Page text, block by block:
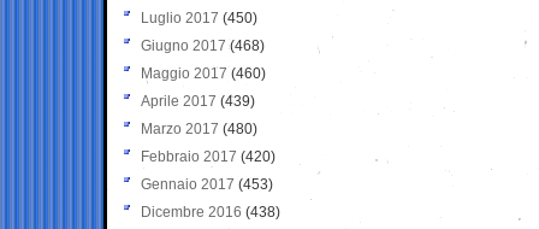
Luglio 2017 (450)
Giugno 2017 (468)
Maggio 2017 (460)
Aprile 2017 (439)
Marzo 2017 (480)
Febbraio 2017 (420)
Gennaio 2017 (453)
Dicembre 2016 (438)